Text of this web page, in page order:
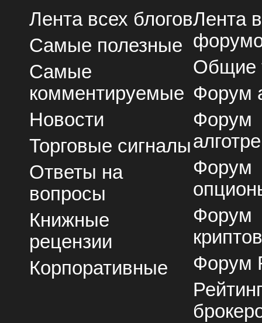
Лента всех блогов
Самые полезные
Самые
комментируемые
Новости
Торговые сигналы
Ответы на
вопросы
Книжные
рецензии
Корпоративные
Лента
Общие
Форум
Форум
Форум
Форум
Форум